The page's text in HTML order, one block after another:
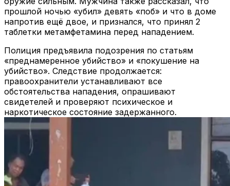
прошлой ночью «убил» девять «поб» и что в доме
напротив ещё двое, и признался, что принял 2
таблетки метамфетамина перед нападением.
Полиция предъявила подозрения по статьям
«преднамеренное убийство» и «покушение на
убийство». Следствие продолжается:
правоохранители устанавливают все
обстоятельства нападения, опрашивают
свидетелей и проверяют психическое и
наркотическое состояние задержанного.